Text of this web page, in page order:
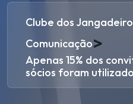
Clube dos
Comunicação>
Apenas 15% dos
sócios foram